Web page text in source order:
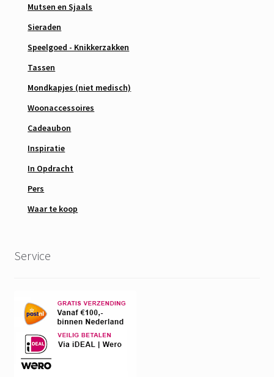
Mutsen en Sjaals
Sieraden
Speelgoed - Knikkerzakken
Tassen
Mondkapjes (niet medisch)
Woonaccessoires
Cadeaubon
Inspiratie
In Opdracht
Pers
Waar te koop
Service